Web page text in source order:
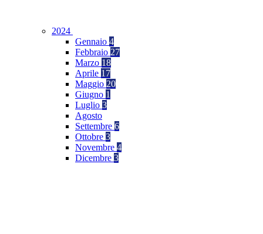
2024
Gennaio 4
Febbraio 27
Marzo 18
Aprile 17
Maggio 20
Giugno 1
Luglio 3
Agosto
Settembre 6
Ottobre 3
Novembre 4
Dicembre 3